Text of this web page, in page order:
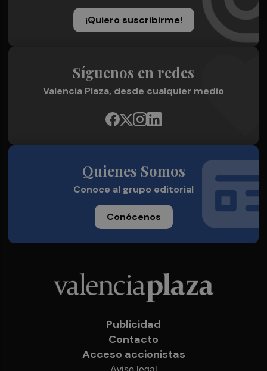
¡Quiero suscribirme!
Síguenos en redes
Valencia Plaza, desde cualquier medio
Quienes Somos
Conoce al grupo editorial
Conócenos
Publicidad
Contacto
Acceso accionistas